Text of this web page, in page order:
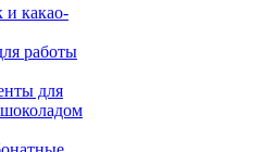
и какао-
работы
для